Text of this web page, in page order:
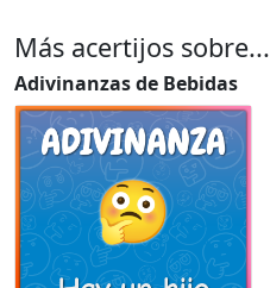
Más acertijos sobre...
Adivinanzas de Bebidas